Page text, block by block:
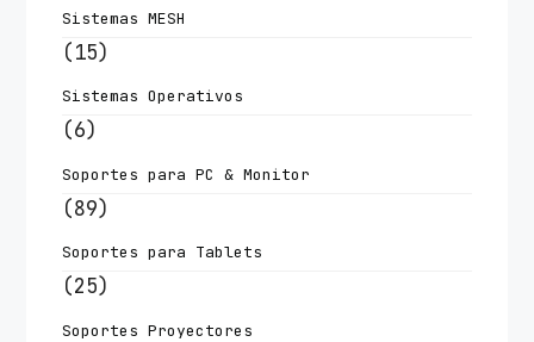
Sistemas MESH
(15)
Sistemas Operativos
(6)
Soportes para PC & Monitor
(89)
Soportes para Tablets
(25)
Soportes Proyectores